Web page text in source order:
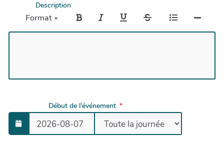
Description
Format
Début de l'événement